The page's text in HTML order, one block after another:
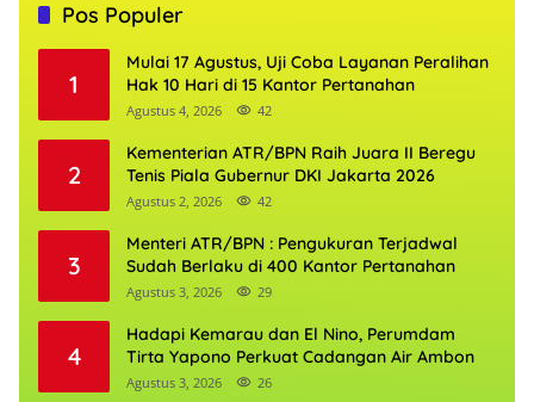
Pos Populer
1
Mulai 17 Agustus, Uji Coba Layanan Peralihan
Hak 10 Hari di 15 Kantor Pertanahan
Agustus 4, 2026 42
2
Kementerian ATR/BPN Raih Juara II Beregu
Tenis Piala Gubernur DKI Jakarta 2026
Agustus 2, 2026 42
3
Menteri ATR/BPN : Pengukuran Terjadwal
Sudah Berlaku di 400 Kantor Pertanahan
Agustus 3, 2026 29
4
Hadapi Kemarau dan El Nino, Perumdam
Tirta Yapono Perkuat Cadangan Air Ambon
Agustus 3, 2026 26